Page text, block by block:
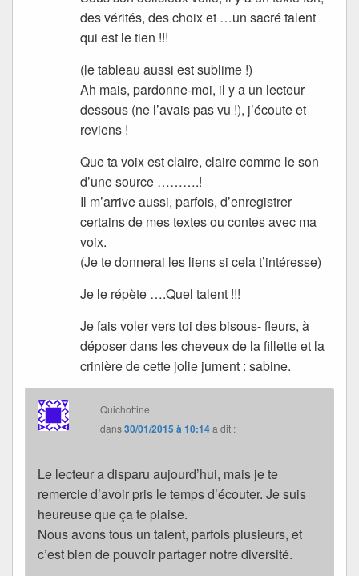
des vérités, des choix et …un sacré talent
qui est le tien !!!
(le tableau aussi est sublime !)
Ah mais, pardonne-moi, il y a un lecteur
dessous (ne l’avais pas vu !), j’écoute et
reviens !
Que ta voix est claire, claire comme le son
d’une source ……….!
Il m’arrive aussi, parfois, d’enregistrer
certains de mes textes ou contes avec ma
voix.
(Je te donnerai les liens si cela t’intéresse)
Je le répète ….Quel talent !!!
Je fais voler vers toi des bisous- fleurs, à
déposer dans les cheveux de la fillette et la
crinière de cette jolie jument : sabine.
Quichottine
dans30/01/2015 à 10:14a dit :
Le lecteur a disparu aujourd’hui, mais je te
remercie d’avoir pris le temps d’écouter. Je suis
heureuse que ça te plaise.
Nous avons tous un talent, parfois plusieurs, et
c’est bien de pouvoir partager notre diversité.